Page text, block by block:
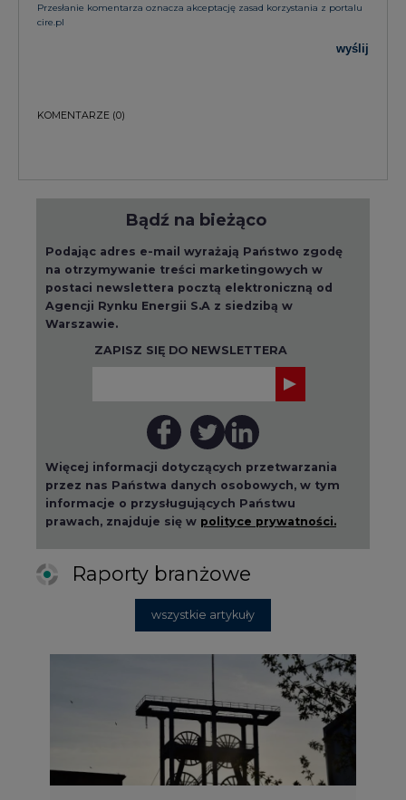
Przesłanie komentarza oznacza akceptację zasad korzystania z portalu
cire.pl
wyślij
KOMENTARZE (0)
Bądź na bieżąco
Podając adres e-mail wyrażają Państwo zgodę
na otrzymywanie treści marketingowych w
postaci newslettera pocztą elektroniczną od
Agencji Rynku Energii S.A z siedzibą w
Warszawie.
ZAPISZ SIĘ DO NEWSLETTERA
Więcej informacji dotyczących przetwarzania
przez nas Państwa danych osobowych, w tym
informacje o przysługujących Państwu
prawach, znajduje się w polityce prywatności.
Raporty branżowe
wszystkie artykuły